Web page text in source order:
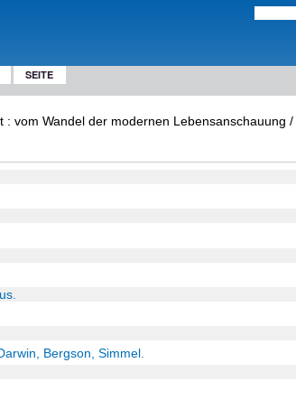
SEITE
: vom Wandel der modernen Lebensanschauung
Bergson, Simmel.